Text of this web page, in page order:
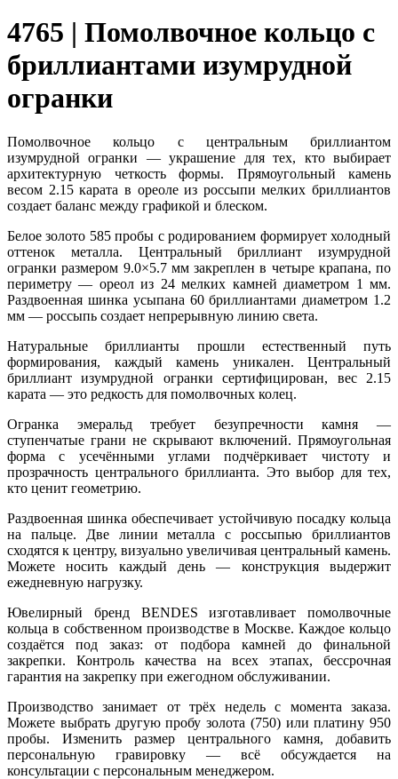
4765 | Помолвочное кольцо с
бриллиантами изумрудной
огранки
Помолвочное кольцо с центральным бриллиантом
изумрудной огранки — украшение для тех, кто выбирает
архитектурную четкость формы. Прямоугольный камень
весом 2.15 карата в ореоле из россыпи мелких бриллиантов
создает баланс между графикой и блеском.
Белое золото 585 пробы с родированием формирует холодный
оттенок металла. Центральный бриллиант изумрудной
огранки размером 9.0×5.7 мм закреплен в четыре крапана, по
периметру — ореол из 24 мелких камней диаметром 1 мм.
Раздвоенная шинка усыпана 60 бриллиантами диаметром 1.2
мм — россыпь создает непрерывную линию света.
Натуральные бриллианты прошли естественный путь
формирования, каждый камень уникален. Центральный
бриллиант изумрудной огранки сертифицирован, вес 2.15
карата — это редкость для помолвочных колец.
Огранка эмеральд требует безупречности камня —
ступенчатые грани не скрывают включений. Прямоугольная
форма с усечёнными углами подчёркивает чистоту и
прозрачность центрального бриллианта. Это выбор для тех,
кто ценит геометрию.
Раздвоенная шинка обеспечивает устойчивую посадку кольца
на пальце. Две линии металла с россыпью бриллиантов
сходятся к центру, визуально увеличивая центральный камень.
Можете носить каждый день — конструкция выдержит
ежедневную нагрузку.
Ювелирный бренд BENDES изготавливает помолвочные
кольца в собственном производстве в Москве. Каждое кольцо
создаётся под заказ: от подбора камней до финальной
закрепки. Контроль качества на всех этапах, бессрочная
гарантия на закрепку при ежегодном обслуживании.
Производство занимает от трёх недель с момента заказа.
Можете выбрать другую пробу золота (750) или платину 950
пробы. Изменить размер центрального камня, добавить
персональную гравировку — всё обсуждается на
консультации с персональным менеджером.